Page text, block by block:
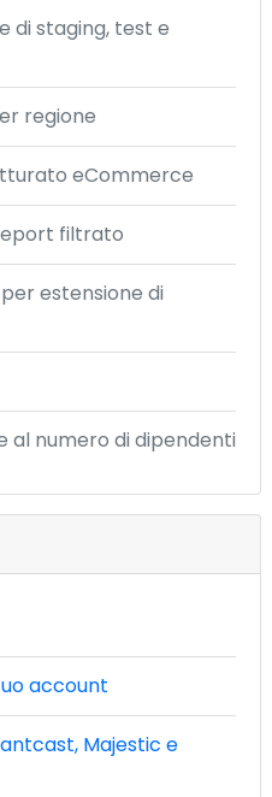
di staging, test e
regione
eCommerce
filtrato
estensione di
al numero di dipendenti
account
Majestic e